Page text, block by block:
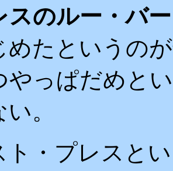
スのルー・バ
めたというの
やっぱだめと
。
・プレスと